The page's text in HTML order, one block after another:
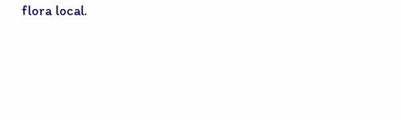
flora local.